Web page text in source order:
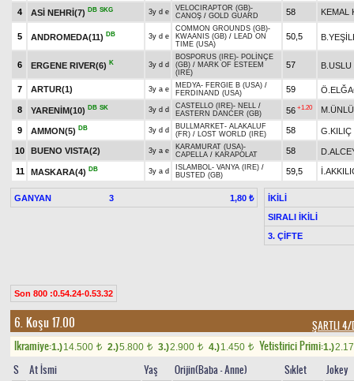
4 ASİ NEHRİ(7) DB SKG 3y d e VELOCIRAPTOR (GB)-
CANOŞ / GOLD GUARD 58 KEMAL
5 ANDROMEDA(11) DB 3y d e
COMMON GROUNDS (GB)-
KWAANIS (GB) / LEAD ON
TIME (USA)
50,5
6 ERGENE RIVER(6) K 3y d d
BOSPORUS (IRE)- POLİNÇE
(GB) / MARK OF ESTEEM
(IRE)
57 B.USLU
7 ARTUR(1) 3y a e MEDYA- FERGIE B (USA) /
FERDINAND (USA)
59
8 YARENİM(10) DB SK 3y d d CASTELLO (IRE)- NELL /
EASTERN DANCER (GB)
56 +1.20 M.ÜNLÜ
9 AMMON(5) DB 3y d d BULLMARKET- ALAKALUF
(FR) / LOST WORLD (IRE) 58 G.KILIÇ
10 BUENO VISTA(2) 3y a e KARAMURAT (USA)-
CAPELLA / KARAPOLAT 58
11 MASKARA(4) DB 3y a d ISLAMBOL- VANYA (IRE) /
BUSTED (GB)
59,5
GANYAN 3 1,80 ₺
İKİLİ
SIRALI İKİLİ
3. ÇİFTE
Son 800 :0.54.24-0.53.32
6. Koşu 17.00 ŞARTLI 4/
Ikramiye:1.)14.500 t 2.)5.800 t 3.)2.900 t 4.)1.450 t Yetistirici Primi:1.)
S At İsmi Yaş Orijin(Baba - Anne) Sıklet Jokey